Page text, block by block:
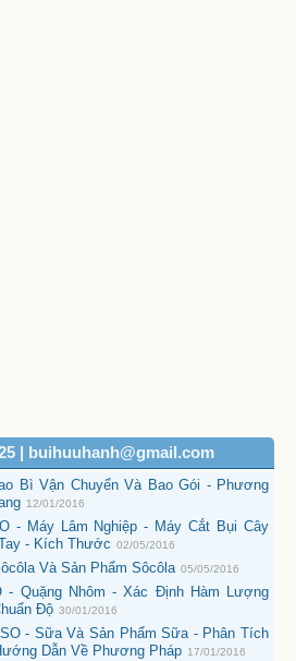
| buihuuhanh@gmail.com
Bì Vận Chuyển Và Bao Gói - Phương
12/01/2016
- Máy Lâm Nghiệp - Máy Cắt Bụi Cây
- Kích Thước 02/05/2016
Và Sản Phẩm Sôcôla 05/05/2016
- Quặng Nhôm - Xác Định Hàm Lượng
Độ 30/01/2016
- Sữa Và Sản Phẩm Sữa - Phân Tích
Dẫn Về Phương Pháp 17/01/2016